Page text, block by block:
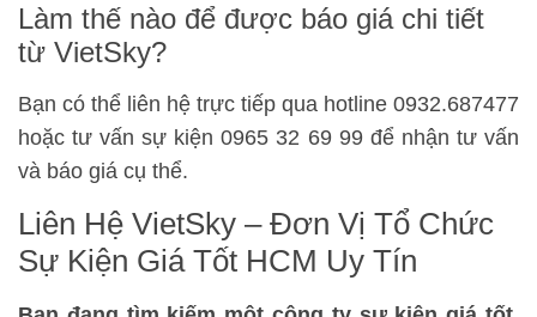
Làm thế nào để được báo giá chi tiết
từ VietSky?
Bạn có thể liên hệ trực tiếp qua hotline 0932.687477
hoặc tư vấn sự kiện 0965 32 69 99 để nhận tư vấn
và báo giá cụ thể.
Liên Hệ VietSky – Đơn Vị Tổ Chức
Sự Kiện Giá Tốt HCM Uy Tín